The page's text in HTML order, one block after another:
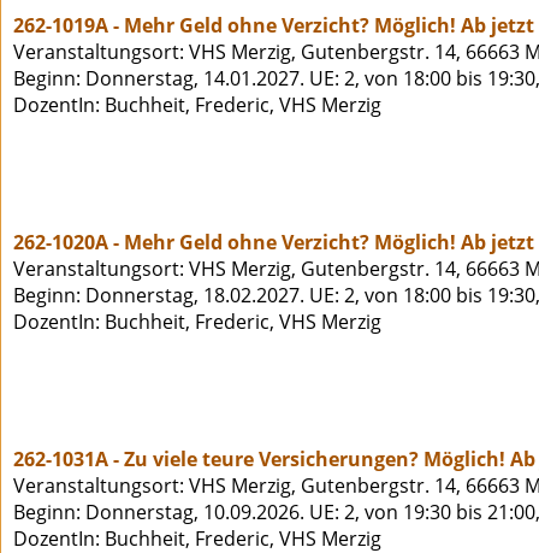
262-1019A - Mehr Geld ohne Verzicht? Möglich! Ab
Veranstaltungsort: VHS Merzig, Gutenbergstr. 14, 66663
Beginn: Donnerstag, 14.01.2027. UE: 2, von 18:00 bis
DozentIn: Buchheit, Frederic, VHS Merzig
262-1020A - Mehr Geld ohne Verzicht? Möglich! Ab
Veranstaltungsort: VHS Merzig, Gutenbergstr. 14, 66663
Beginn: Donnerstag, 18.02.2027. UE: 2, von 18:00 bis
DozentIn: Buchheit, Frederic, VHS Merzig
262-1031A - Zu viele teure Versicherungen? Möglich!
Veranstaltungsort: VHS Merzig, Gutenbergstr. 14, 66663
Beginn: Donnerstag, 10.09.2026. UE: 2, von 19:30 bis
DozentIn: Buchheit, Frederic, VHS Merzig